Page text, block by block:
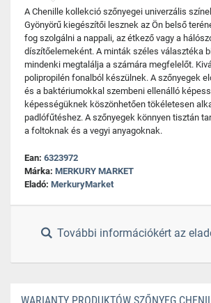
A Chenille kollekció szőnyegei univerzális
Gyönyörű kiegészítői lesznek az Ön belső
fog szolgálni a nappali, az étkező vagy a
díszítőelemeként. A minták széles választéka
mindenki megtalálja a számára megfelelőt.
polipropilén fonalból készülnek. A szőnyegek
és a baktériumokkal szembeni ellenálló
képességüknek köszönhetően tökéletesen
padlófűtéshez. A szőnyegek könnyen tisztán
a foltoknak és a vegyi anyagoknak.
Ean: 6323972
Márka: MERKURY MARKET
Eladó: MerkuryMarket
További információkért az